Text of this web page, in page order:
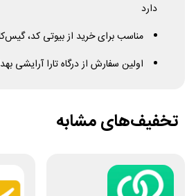
دارد
مناسب برای خرید از بیوتی کد،
اولین سفارش از درگاه تارا آرایشی
تخفیف‌های مشابه